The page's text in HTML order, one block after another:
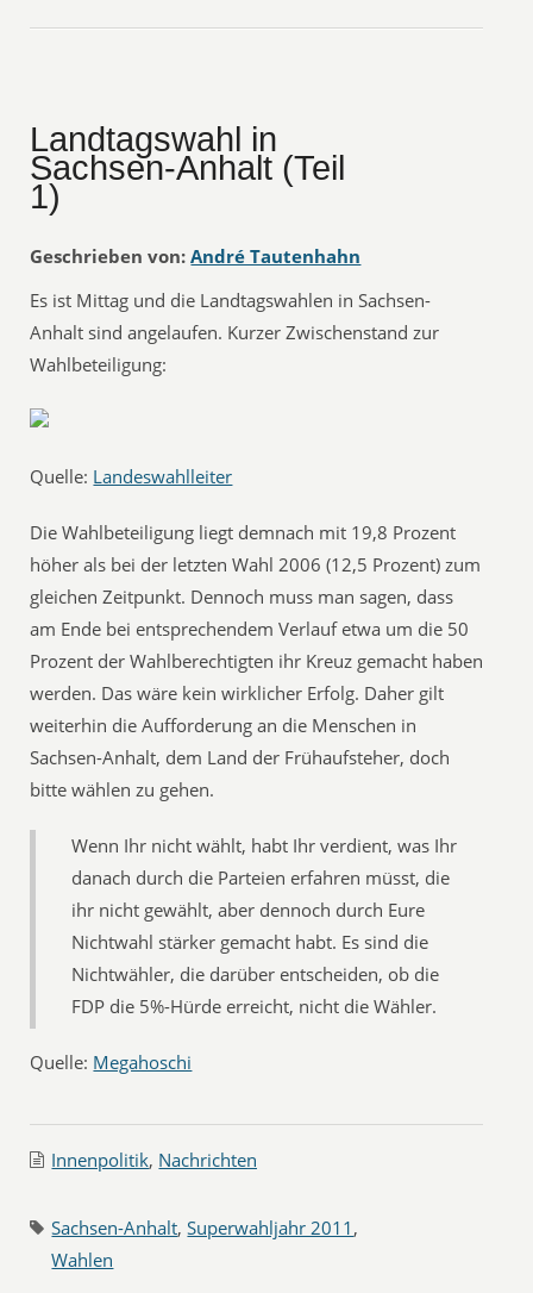
Landtagswahl in
Sachsen-Anhalt (Teil
1)
Geschrieben von: André Tautenhahn
Es ist Mittag und die Landtagswahlen in Sachsen-
Anhalt sind angelaufen. Kurzer Zwischenstand zur
Wahlbeteiligung:
Quelle: Landeswahlleiter
Die Wahlbeteiligung liegt demnach mit 19,8 Prozent
höher als bei der letzten Wahl 2006 (12,5 Prozent) zum
gleichen Zeitpunkt. Dennoch muss man sagen, dass
am Ende bei entsprechendem Verlauf etwa um die 50
Prozent der Wahlberechtigten ihr Kreuz gemacht haben
werden. Das wäre kein wirklicher Erfolg. Daher gilt
weiterhin die Aufforderung an die Menschen in
Sachsen-Anhalt, dem Land der Frühaufsteher, doch
bitte wählen zu gehen.
Wenn Ihr nicht wählt, habt Ihr verdient, was Ihr
danach durch die Parteien erfahren müsst, die
ihr nicht gewählt, aber dennoch durch Eure
Nichtwahl stärker gemacht habt. Es sind die
Nichtwähler, die darüber entscheiden, ob die
FDP die 5%-Hürde erreicht, nicht die Wähler.
Quelle: Megahoschi
Innenpolitik, Nachrichten
Sachsen-Anhalt,Superwahljahr 2011 ,
Wahlen